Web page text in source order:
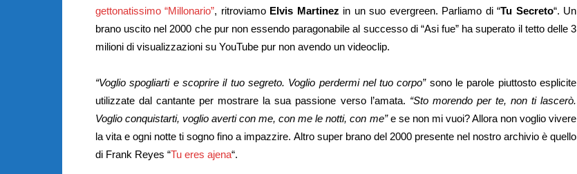
gettonatissimo “Millonario”, ritroviamo Elvis Martinez in un suo evergreen. Parliamo di “Tu Secreto“. Un
brano uscito nel 2000 che pur non essendo paragonabile al successo di “Asi fue” ha superato il tetto delle 3
milioni di visualizzazioni su YouTube pur non avendo un videoclip.
“Voglio spogliarti e scoprire il tuo segreto. Voglio perdermi nel tuo corpo”sono le parole piuttosto esplicite
utilizzate dal cantante per mostrare la sua passione verso l’amata. “Sto morendo per te, non ti lascerò.
Voglio conquistarti, voglio averti con me, con me le notti, con me”e se non mi vuoi? Allora non voglio vivere
la vita e ogni notte ti sogno fino a impazzire. Altro super brano del 2000 presente nel nostro archivio è quello
di Frank Reyes “Tu eres ajena“.